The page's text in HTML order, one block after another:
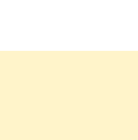
을 직접 개발하는 산업
기존 산업이 결합하는